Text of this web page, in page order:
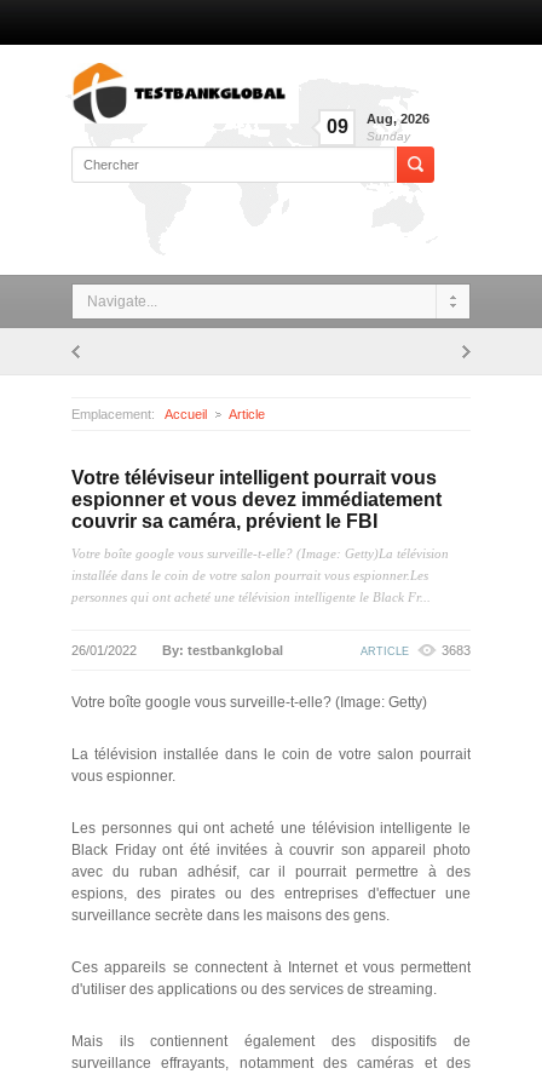
09 Aug, 2026
Sunday
Navigate...
Emplacement: Accueil Article
Votre téléviseur intelligent pourrait vous
espionner et vous devez immédiatement
couvrir sa caméra, prévient le FBI
Votre boîte google vous surveille-t-elle? (Image: Getty)La télévision
installée dans le coin de votre salon pourrait vous espionner.Les
personnes qui ont acheté une télévision intelligente le Black Fr...
26/01/2022 By: testbankglobal ARTICLE 3683
Votre boîte google vous surveille-t-elle? (Image: Getty)
La télévision installée dans le coin de votre salon pourrait
vous espionner.
Les personnes qui ont acheté une télévision intelligente le
Black Friday ont été invitées à couvrir son appareil photo
avec du ruban adhésif, car il pourrait permettre à des
espions, des pirates ou des entreprises d'effectuer une
surveillance secrète dans les maisons des gens.
Ces appareils se connectent à Internet et vous permettent
d'utiliser des applications ou des services de streaming.
Mais ils contiennent également des dispositifs de
surveillance effrayants, notamment des caméras et des